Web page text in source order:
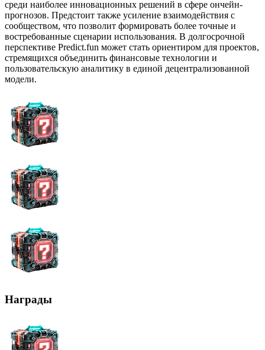
среди наиболее инновационных решений в сфере ончейн-
прогнозов. Предстоит также усиление взаимодействия с
сообществом, что позволит формировать более точные и
востребованные сценарии использования. В долгосрочной
перспективе Predict.fun может стать ориентиром для проектов,
стремящихся объединить финансовые технологии и
пользовательскую аналитику в единой децентрализованной
модели.
Награды